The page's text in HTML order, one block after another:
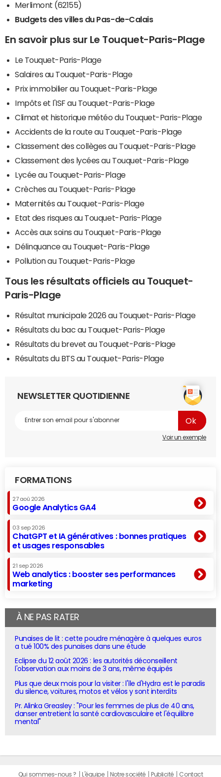
Merlimont (62155)
Budgets des villes du Pas-de-Calais
En savoir plus sur Le Touquet-Paris-Plage
Le Touquet-Paris-Plage
Salaires au Touquet-Paris-Plage
Prix immobilier au Touquet-Paris-Plage
Impôts et l'ISF au Touquet-Paris-Plage
Climat et historique météo du Touquet-Paris-Plage
Accidents de la route au Touquet-Paris-Plage
Classement des collèges au Touquet-Paris-Plage
Classement des lycées au Touquet-Paris-Plage
Lycée au Touquet-Paris-Plage
Crèches au Touquet-Paris-Plage
Maternités au Touquet-Paris-Plage
Etat des risques au Touquet-Paris-Plage
Accès aux soins au Touquet-Paris-Plage
Délinquance au Touquet-Paris-Plage
Pollution au Touquet-Paris-Plage
Tous les résultats officiels au Touquet-
Paris-Plage
Résultat municipale 2026 au Touquet-Paris-Plage
Résultats du bac au Touquet-Paris-Plage
Résultats du brevet au Touquet-Paris-Plage
Résultats du BTS au Touquet-Paris-Plage
NEWSLETTER QUOTIDIENNE
Voir un exemple
FORMATIONS
27 aoû 2026
Google Analytics GA4
03 sep 2026
ChatGPT et IA génératives : bonnes pratiques
et usages responsables
21 sep 2026
Web analytics : booster ses performances
marketing
À NE PAS RATER
Punaises de lit : cette poudre ménagère à quelques euros
a tué 100% des punaises dans une étude
Eclipse du 12 août 2026 : les autorités déconseillent
l'observation aux moins de 3 ans, même équipés
Plus que deux mois pour la visiter : l'île d'Hydra est le paradis
du silence, voitures, motos et vélos y sont interdits
Pr. Alinka Greasley : "Pour les femmes de plus de 40 ans,
danser entretient la santé cardiovasculaire et l'équilibre
mental"
Qui sommes-nous ? L'équipe Notre société Publicité Contact